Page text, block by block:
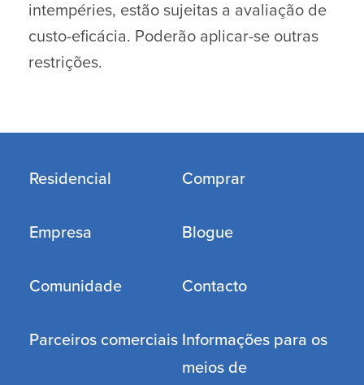
intempéries, estão sujeitas a avaliação de
custo-eficácia. Poderão aplicar-se outras
restrições.
Residencial
Empresa
Comunidade
Parceiros comerciais
Comprar
Blogue
Contacto
Informações para os
meios de